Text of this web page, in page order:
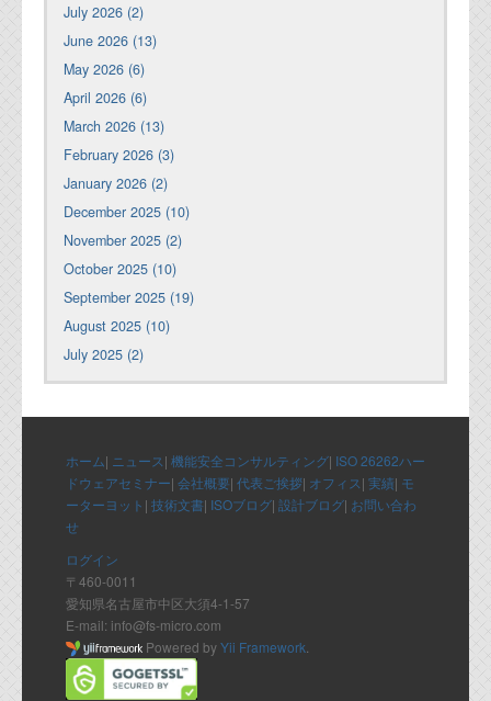
July 2026 (2)
June 2026 (13)
May 2026 (6)
April 2026 (6)
March 2026 (13)
February 2026 (3)
January 2026 (2)
December 2025 (10)
November 2025 (2)
October 2025 (10)
September 2025 (19)
August 2025 (10)
July 2025 (2)
ホーム| ニュース| 機能安全コンサルティング| ISO 26262ハー
ドウェアセミナー| 会社概要| 代表ご挨拶| オフィス| 実績| モ
ーターヨット | 技術文書| ISOブログ| 設計ブログ| お問い合わ
せ
ログイン
〒460-0011
愛知県名古屋市中区大須4-1-57
E-mail: info@fs-micro.com
Powered byYii Framework